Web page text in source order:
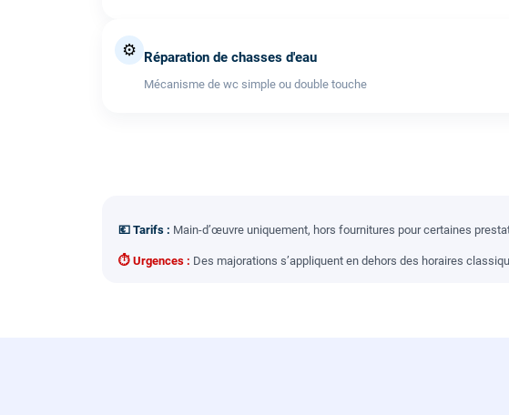
⚙️ Réparation de chasses d'eau
Mécanisme de wc simple ou double touche
💶 Tarifs : Main-d’œuvre uniquement, hors fournitures pour certaines
⏱ Urgences : Des majorations s’appliquent en dehors des horaires